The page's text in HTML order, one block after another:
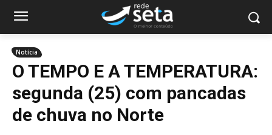
Notícia
O TEMPO E A TEMPERATURA:
segunda (25) com pancadas
de chuva no Norte